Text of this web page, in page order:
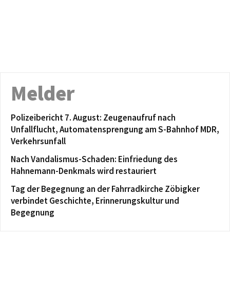
Melder
Polizeibericht 7. August: Zeugenaufruf nach
Unfallflucht, Automatensprengung am S-Bahnhof MDR,
Verkehrsunfall
Nach Vandalismus-Schaden: Einfriedung des
Hahnemann-Denkmals wird restauriert
Tag der Begegnung an der Fahrradkirche Zöbigker
verbindet Geschichte, Erinnerungskultur und
Begegnung